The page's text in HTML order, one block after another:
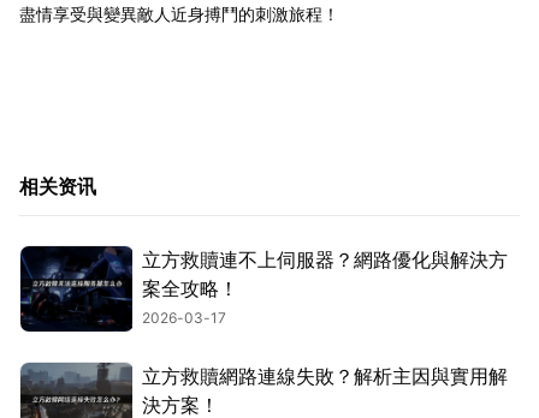
盡情享受與變異敵人近身搏鬥的刺激旅程！
相关资讯
立方救贖連不上伺服器？網路優化與解決方
案全攻略！
2026-03-17
立方救贖網路連線失敗？解析主因與實用解
決方案！